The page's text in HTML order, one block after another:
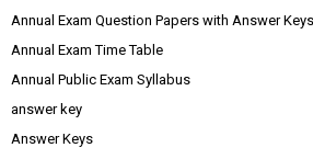
Annual Exam Question Papers with Answer
Annual Exam Time Table
Annual Public Exam Syllabus
answer key
Answer Keys